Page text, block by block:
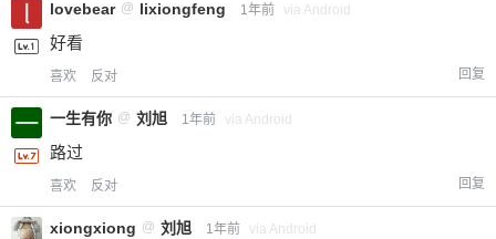
lovebear @ lixiongfeng 1年前 via Android
好看
喜欢 反对 回复
一生有你 @ 刘旭 1年前 via Android
路过
喜欢 反对 回复
xiongxiong @ 刘旭 1年前 via Android